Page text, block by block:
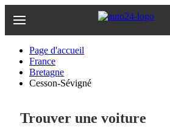
au
Page d'accueil
France
Bretagne
Cesson-Sévigné
Trouver une voiture